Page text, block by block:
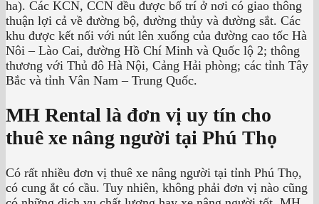
ha). Các KCN, CCN đều được bố trí ở nơi có giao thông
thuận lợi cả về đường bộ, đường thủy và đường sắt. Các
khu được kết nối với nút lên xuống của đường cao tốc Hà
Nôi – Lào Cai, đường Hồ Chí Minh và Quốc lộ 2; thông
thương với Thủ đô Hà Nội, Cảng Hải phòng; các tỉnh Tây
Bắc và tỉnh Vân Nam – Trung Quốc.
MH Rental là đơn vị uy tín cho
thuê xe nâng người tại Phú Thọ
Có rất nhiều đơn vị thuê xe nâng người tại tỉnh Phú Thọ,
có cung ắt có cầu. Tuy nhiên, không phải đơn vị nào cũng